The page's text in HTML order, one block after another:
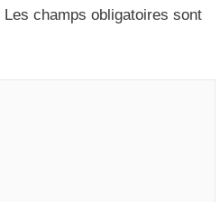
Les champs obligatoires sont